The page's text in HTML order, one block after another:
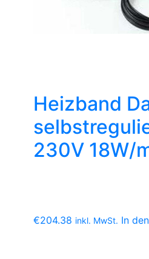
Heizband
230V 18W/
€204.38 inkl. MwSt. In